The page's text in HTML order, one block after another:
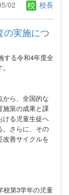
02 校長
の実施につ
する令和4年度全
から、全国的な
施策の成果と課
ける児童生徒へ
。さらに、その
改善サイクルを
第3学年の児童